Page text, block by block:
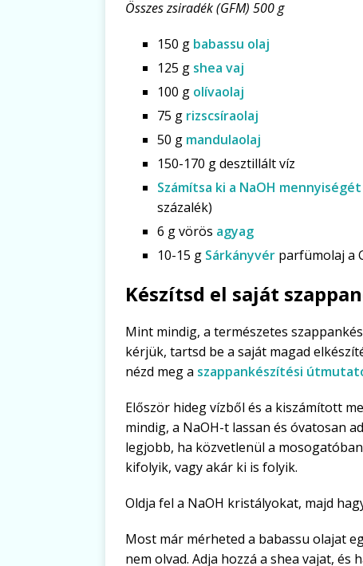
Összes zsiradék (GFM) 500 g
150 g babassu olaj
125 g shea vaj
100 g olívaolaj
75 g rizscsíraolaj
50 g mandulaolaj
150-170 g desztillált víz
Számítsa ki a NaOH
százalék)
6 g vörös agyag
10-15 g Sárkányvér parfümolaj a
Készítsd el saját
Mint mindig, a természetes
kérjük, tartsd be a saját magad
nézd meg a szappankészítési
Először hideg vízből és a kiszámított
mindig, a NaOH-t lassan és óvatosan
legjobb, ha közvetlenül a
kifolyik, vagy akár ki is folyik.
Oldja fel a NaOH kristályokat, majd
Most már mérheted a babassu olajat
nem olvad. Adja hozzá a shea vajat,